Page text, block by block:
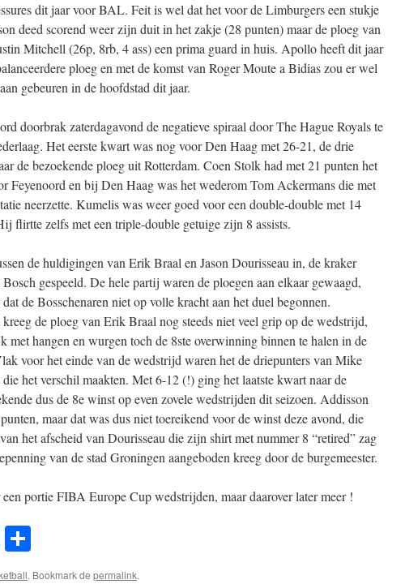
dit jaar voor BAL. Feit is wel dat het voor de Limburgers een stukje
deed scorend weer zijn duit in het zakje (28 punten) maar de ploeg van
Mitchell (26p, 8rb, 4 ass) een prima guard in huis. Apollo heeft dit jaar
ploeg en met de komst van Roger Moute a Bidias zou er wel
gebeuren in de hoofdstad dit jaar.
doorbrak zaterdagavond de negatieve spiraal door The Hague Royals te
Het eerste kwart was nog voor Den Haag met 26-21, de drie
de bezoekende ploeg uit Rotterdam. Coen Stolk had met 21 punten het
Feyenoord en bij Den Haag was het wederom Tom Ackermans die met
neerzette. Kumelis was weer goed voor een double-double met 14
flirtte zelfs met een triple-double getuige zijn 8 assists.
de huldigingen van Erik Braal en Jason Dourisseau in, de kraker
gespeeld. De hele partij waren de ploegen aan elkaar gewaagd,
de Bosschenaren niet op volle kracht aan het duel begonnen.
de ploeg van Erik Braal nog steeds niet veel grip op de wedstrijd,
met hangen en wurgen toch de 8ste overwinning binnen te halen in de
voor het einde van de wedstrijd waren het de driepunters van Mike
het verschil maakten. Met 6-12 (!) ging het laatste kwart naar de
dus de 8e winst op even zovele wedstrijden dit seizoen. Addisson
maar dat was dus niet toereikend voor de winst deze avond, die
het afscheid van Dourisseau die zijn shirt met nummer 8 “retired” zag
van de stad Groningen aangeboden kreeg door de burgemeester.
portie FIBA Europe Cup wedstrijden, maar daarover later meer !
LinkedIn
. Bookmark de permalink.